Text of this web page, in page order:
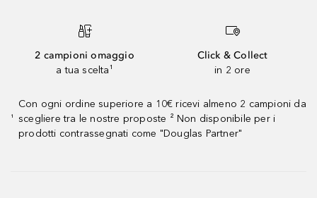
2 campioni omaggio
a tua scelta¹
Click & Collect
in 2 ore
¹
Con ogni ordine superiore a 10€ ricevi almeno 2 campioni da
scegliere tra le nostre proposte ² Non disponibile per i
prodotti contrassegnati come "Douglas Partner"